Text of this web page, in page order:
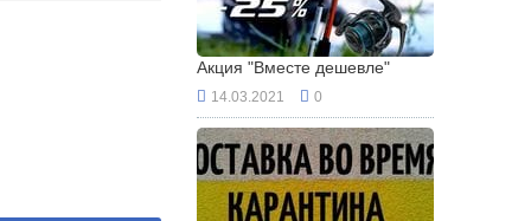
Акция "Вместе дешевле"
14.03.2021 0